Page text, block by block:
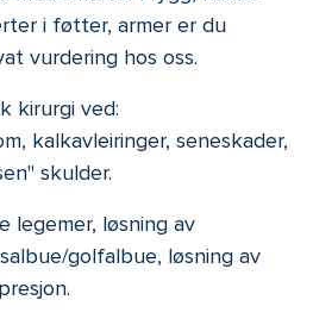
i føtter, armer er du
vurdering hos oss.
kirurgi ved:
kalkavleiringer, seneskader,
skulder.
legemer, løsning av
golfalbue, løsning av